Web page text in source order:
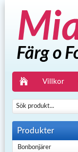
Villkor
Produkter
Bonbonjärer